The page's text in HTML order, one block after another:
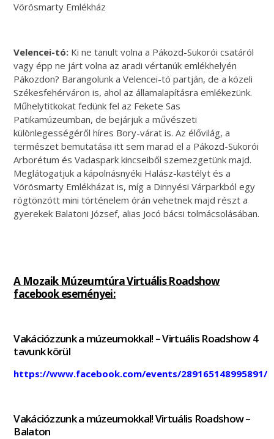
Vörösmarty Emlékház
Velencei-tó: Ki ne tanult volna a Pákozd-Sukorói csatáról
vagy épp ne járt volna az aradi vértanúk emlékhelyén
Pákozdon? Barangolunk a Velencei-tó partján, de a közeli
Székesfehérváron is, ahol az államalapításra emlékezünk.
Műhelytitkokat fedünk fel az Fekete Sas
Patikamúzeumban, de bejárjuk a művészeti
különlegességéről híres Bory-várat is. Az élővilág, a
természet bemutatása itt sem marad el a Pákozd-Sukorói
Arborétum és Vadaspark kincseiből szemezgetünk majd.
Meglátogatjuk a kápolnásnyéki Halász-kastélyt és a
Vörösmarty Emlékházat is, míg a Dinnyési Várparkból egy
rögtönzött mini történelem órán vehetnek majd részt a
gyerekek Balatoni József, alias Jocó bácsi tolmácsolásában.
A Mozaik Múzeumtúra Virtuális Roadshow
facebook eseményei:
Vakációzzunk a múzeumokkal! – Virtuális Roadshow 4
tavunk körül
https://www.facebook.com/events/289165148995891/
Vakációzzunk a múzeumokkal! Virtuális Roadshow –
Balaton